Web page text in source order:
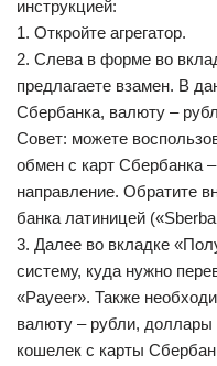
инструкцией:
1. Откройте агрегатор.
2. Слева в форме во
предлагаете взамен. В
Сбербанка, валюту –
Совет: можете
обмен с карт Сбербанка
направление. Обратите
банка латиницей
3. Далее во вкладке
систему, куда нужно
«Payeer». Также
валюту – рубли,
кошелек с карты